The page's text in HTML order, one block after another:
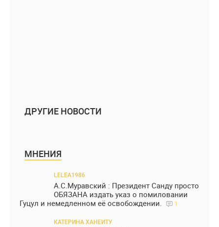
ДРУГИЕ НОВОСТИ
МНЕНИЯ
LELEA1986
А.С.Муравский : Президент Санду просто
ОБЯЗАНА издать указ о помиловании
Гуцул и немедленном её освобождении.
1
КАТЕРИНА ХАНЕИТУ